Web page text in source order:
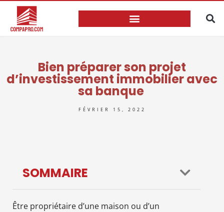
Bien préparer son projet
d’investissement immobilier avec
sa banque
FÉVRIER 15, 2022
SOMMAIRE
Être propriétaire d’une maison ou d’un